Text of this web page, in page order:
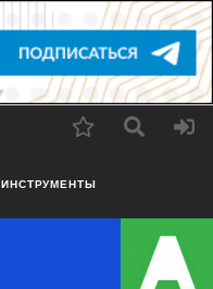
ИНСТРУМЕНТЫ